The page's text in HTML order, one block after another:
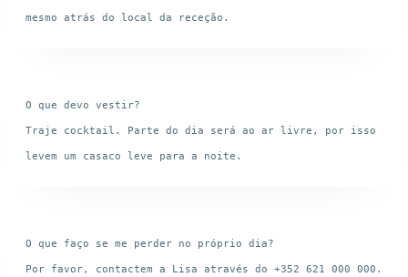
O que devo vestir?
Traje cocktail. Parte do dia será ao ar livre, por isso
O que faço se me perder no próprio dia?
Por favor, contactem a Lisa através do +352 621 000 000.